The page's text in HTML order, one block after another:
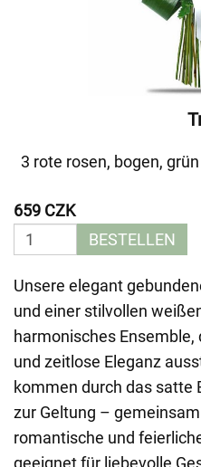
3 rote rosen, bogen, grün
659 CZK
BESTELLEN
Unsere elegant
und einer stilvollen
harmonisches
und zeitlose Eleganz
kommen durch das satte
zur Geltung –
romantische und
geeignet für liebevolle